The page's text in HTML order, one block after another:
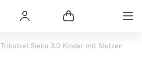
Trikotset Siena 3.0 Kinder mit Stutzen